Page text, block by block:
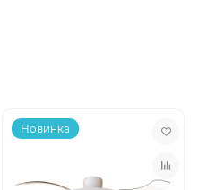
Новинка